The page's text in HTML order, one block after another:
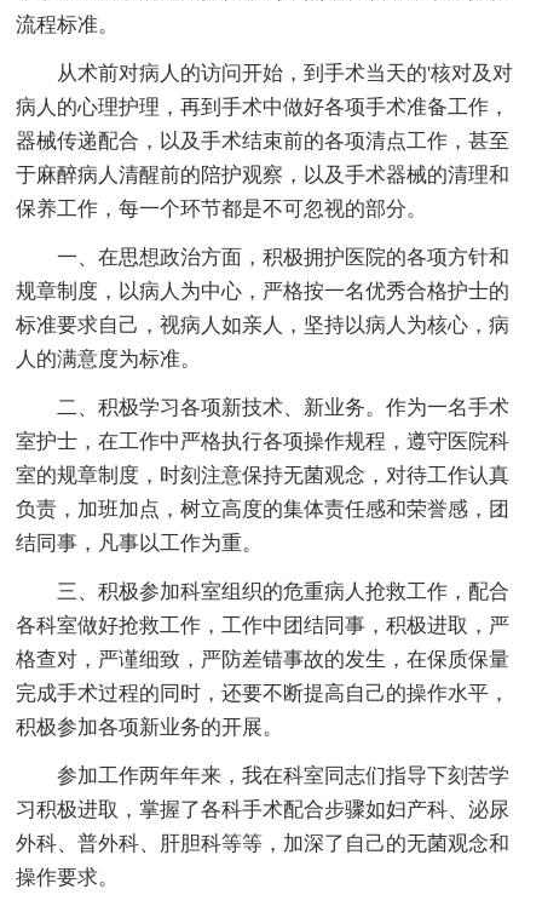
流程标准。
从术前对病人的访问开始，到手术当天的'核对及对
病人的心理护理，再到手术中做好各项手术准备工作，
器械传递配合，以及手术结束前的各项清点工作，甚至
于麻醉病人清醒前的陪护观察，以及手术器械的清理和
保养工作，每一个环节都是不可忽视的部分。
一、在思想政治方面，积极拥护医院的各项方针和
规章制度，以病人为中心，严格按一名优秀合格护士的
标准要求自己，视病人如亲人，坚持以病人为核心，病
人的满意度为标准。
二、积极学习各项新技术、新业务。作为一名手术
室护士，在工作中严格执行各项操作规程，遵守医院科
室的规章制度，时刻注意保持无菌观念，对待工作认真
负责，加班加点，树立高度的集体责任感和荣誉感，团
结同事，凡事以工作为重。
三、积极参加科室组织的危重病人抢救工作，配合
各科室做好抢救工作，工作中团结同事，积极进取，严
格查对，严谨细致，严防差错事故的发生，在保质保量
完成手术过程的同时，还要不断提高自己的操作水平，
积极参加各项新业务的开展。
参加工作两年年来，我在科室同志们指导下刻苦学
习积极进取，掌握了各科手术配合步骤如妇产科、泌尿
外科、普外科、肝胆科等等，加深了自己的无菌观念和
操作要求。